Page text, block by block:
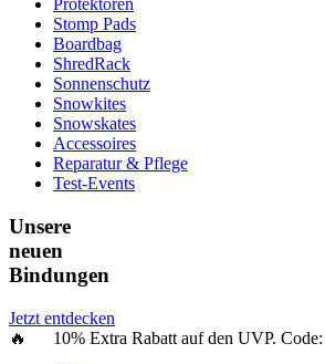
Protektoren
Stomp Pads
Boardbag
ShredRack
Sonnenschutz
Snowkites
Snowskates
Accessoires
Reparatur & Pflege
Test-Events
Unsere
neuen
Bindungen
Jetzt entdecken
🔥 10% Extra Rabatt auf den UVP. Code: